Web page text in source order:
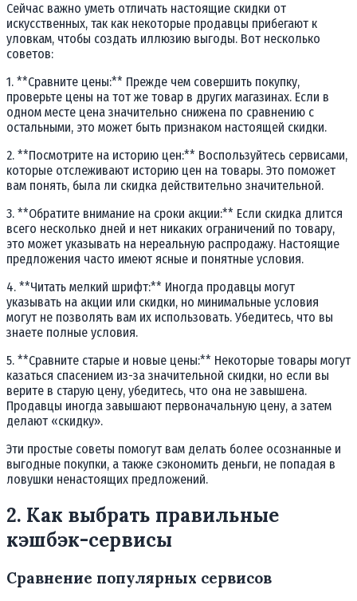
Сейчас важно уметь отличать настоящие скидки от
искусственных, так как некоторые продавцы прибегают к
уловкам, чтобы создать иллюзию выгоды. Вот несколько
советов:
1. **Сравните цены:** Прежде чем совершить покупку,
проверьте цены на тот же товар в других магазинах. Если в
одном месте цена значительно снижена по сравнению с
остальными, это может быть признаком настоящей скидки.
2. **Посмотрите на историю цен:** Воспользуйтесь сервисами,
которые отслеживают историю цен на товары. Это поможет
вам понять, была ли скидка действительно значительной.
3. **Обратите внимание на сроки акции:** Если скидка длится
всего несколько дней и нет никаких ограничений по товару,
это может указывать на нереальную распродажу. Настоящие
предложения часто имеют ясные и понятные условия.
4. **Читать мелкий шрифт:** Иногда продавцы могут
указывать на акции или скидки, но минимальные условия
могут не позволять вам их использовать. Убедитесь, что вы
знаете полные условия.
5. **Сравните старые и новые цены:** Некоторые товары могут
казаться спасением из-за значительной скидки, но если вы
верите в старую цену, убедитесь, что она не завышена.
Продавцы иногда завышают первоначальную цену, а затем
делают «скидку».
Эти простые советы помогут вам делать более осознанные и
выгодные покупки, а также сэкономить деньги, не попадая в
ловушки ненастоящих предложений.
2. Как выбрать правильные
кэшбэк-сервисы
Сравнение популярных сервисов